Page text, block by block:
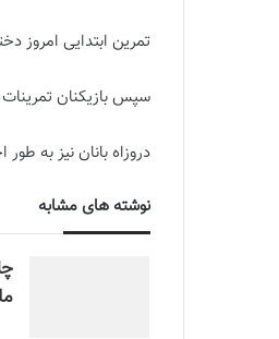
تمرین ابتدایی امروز
سپس بازیکنان
دروزاه بانان نیز به
نوشته های مشابه